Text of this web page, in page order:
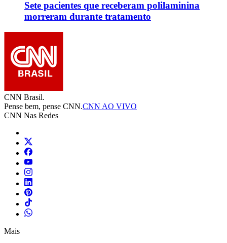
Sete pacientes que receberam polilaminina
morreram durante tratamento
CNN Brasil.
Pense bem, pense CNN.CNN AO VIVO
CNN Nas Redes
Mais